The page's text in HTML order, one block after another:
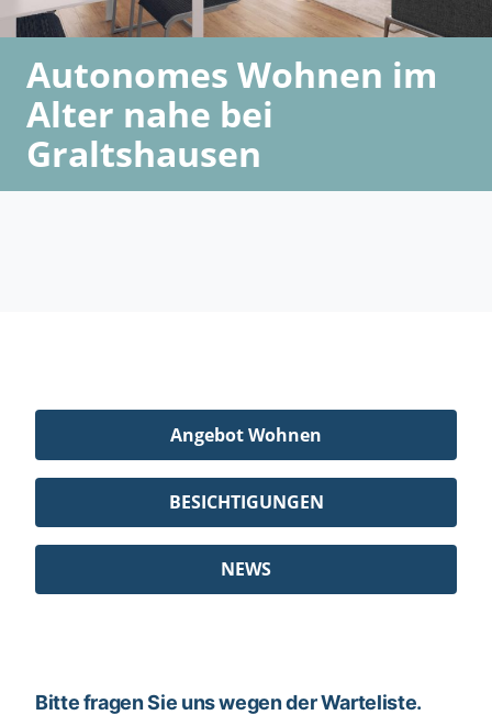
Autonomes Wohnen im
Alter nahe bei
Graltshausen
Angebot Wohnen
BESICHTIGUNGEN
NEWS
Bitte fragen Sie uns wegen der Warteliste.